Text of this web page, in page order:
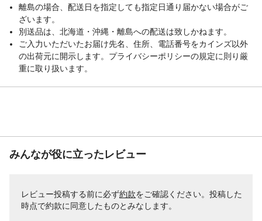
離島の場合、配送日を指定しても指定日通り届かない場合がご
ざいます。
別送品は、北海道・沖縄・離島への配送は致しかねます。
ご入力いただいたお届け先名、住所、電話番号をカインズ以外
の出荷元に開示します。プライバシーポリシーの規定に則り厳
重に取り扱います。
みんなが役に立ったレビュー
レビュー投稿する前に必ず約款をご確認ください。投稿した
時点で約款に同意したものとみなします。